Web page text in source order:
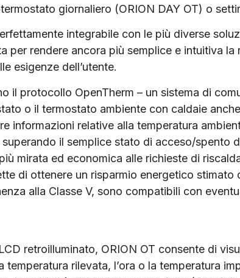
giornaliero (ORION DAY OT) o
integrabile con le più diverse
per rendere ancora più semplice e intuitiva
esigenze dell’utente.
il protocollo OpenTherm – un sistema di
o il termostato ambiente con caldaie
informazioni relative alla temperatura
il semplice stato di acceso/spento
mirata ed economica alle richieste di
di ottenere un risparmio energetico
alla Classe V, sono compatibili con
retroilluminato, ORION OT consente di
temperatura rilevata, l’ora o la temperatura